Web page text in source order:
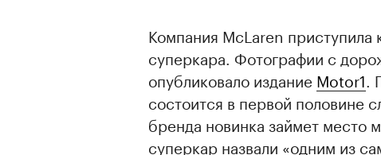
Компания McLaren приступила
суперкара. Фотографии с
опубликовало издание Motor1
состоится в первой половине
бренда новинка займет место
суперкар назвали «одним из